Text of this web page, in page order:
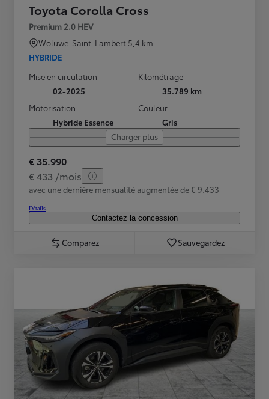
Toyota Corolla Cross
Premium 2.0 HEV
Woluwe-Saint-Lambert 5,4 km
HYBRIDE
Mise en circulation
02-2025
Kilométrage
35.789 km
Motorisation
Hybride Essence
Couleur
Gris
Charger plus
€ 35.990
€ 433 /mois
avec une dernière mensualité augmentée de € 9.433
Détails
Contactez la concession
Comparez Sauvegardez